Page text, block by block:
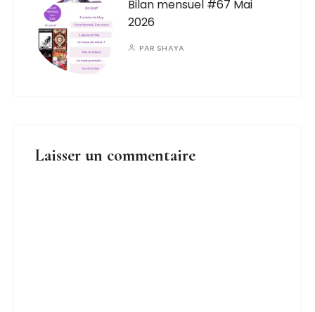
Bilan mensuel #67 Mai
2026
PAR SHAYA
Laisser un commentaire